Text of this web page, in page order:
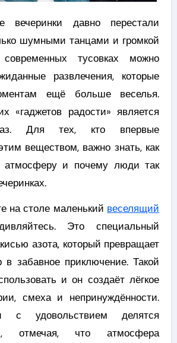
вечеринки давно перестали
шумными танцами и громкой
тусовках можно
развлечения, которые
ещё больше веселья.
«гаджетов радости» является
Для тех, кто впервые
веществом, важно знать, как
атмосферу и почему люди так
на столе маленький веселящий
Это специальный
азота, который превращает
забавное приключение. Такой
и он создаёт лёгкое
смеха и непринуждённости.
с удовольствием делятся
отмечая, что атмосфера